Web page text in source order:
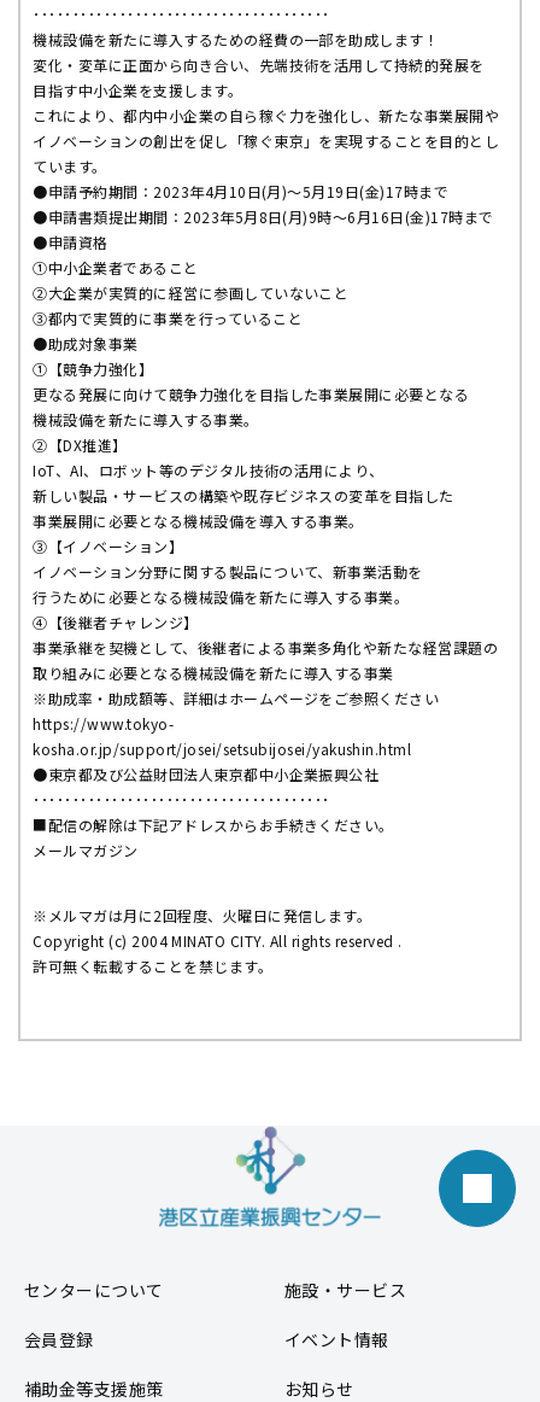
･･････････････････････････････････････
機械設備を新たに導入するための経費の一部を助成します！
変化・変革に正面から向き合い、先端技術を活用して持続的発展を
目指す中小企業を支援します。
これにより、都内中小企業の自ら稼ぐ力を強化し、新たな事業展開や
イノベーションの創出を促し「稼ぐ東京」を実現することを目的とし
ています。
●申請予約期間：2023年4月10日(月)～5月19日(金)17時まで
●申請書類提出期間：2023年5月8日(月)9時～6月16日(金)17時まで
●申請資格
①中小企業者であること
②大企業が実質的に経営に参画していないこと
③都内で実質的に事業を行っていること
●助成対象事業
①【競争力強化】
更なる発展に向けて競争力強化を目指した事業展開に必要となる
機械設備を新たに導入する事業。
②【DX推進】
IoT、AI、ロボット等のデジタル技術の活用により、
新しい製品・サービスの構築や既存ビジネスの変革を目指した
事業展開に必要となる機械設備を導入する事業。
③【イノベーション】
イノベーション分野に関する製品について、新事業活動を
行うために必要となる機械設備を新たに導入する事業。
④【後継者チャレンジ】
事業承継を契機として、後継者による事業多角化や新たな経営課題の
取り組みに必要となる機械設備を新たに導入する事業
※助成率・助成額等、詳細はホームページをご参照ください
https://www.tokyo-
kosha.or.jp/support/josei/setsubijosei/yakushin.html
●東京都及び公益財団法人東京都中小企業振興公社
･･････････････････････････････････････
■配信の解除は下記アドレスからお手続きください。
メールマガジン
※メルマガは月に2回程度、火曜日に発信します。
Copyright (c) 2004 MINATO CITY. All rights reserved .
許可無く転載することを禁じます。
センターについて 施設・サービス
会員登録 イベント情報
補助金等支援施策 お知らせ